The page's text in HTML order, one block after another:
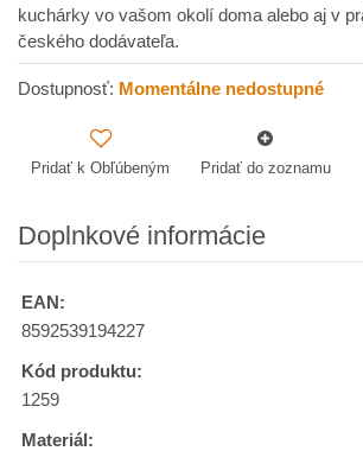
kuchárky vo vašom okolí doma alebo aj v
českého dodávateľa.
Dostupnosť: Momentálne nedostupné
Pridať k Obľúbeným Pridať do zoznamu
Doplnkové informácie
EAN:
8592539194227
Kód produktu:
1259
Materiál: